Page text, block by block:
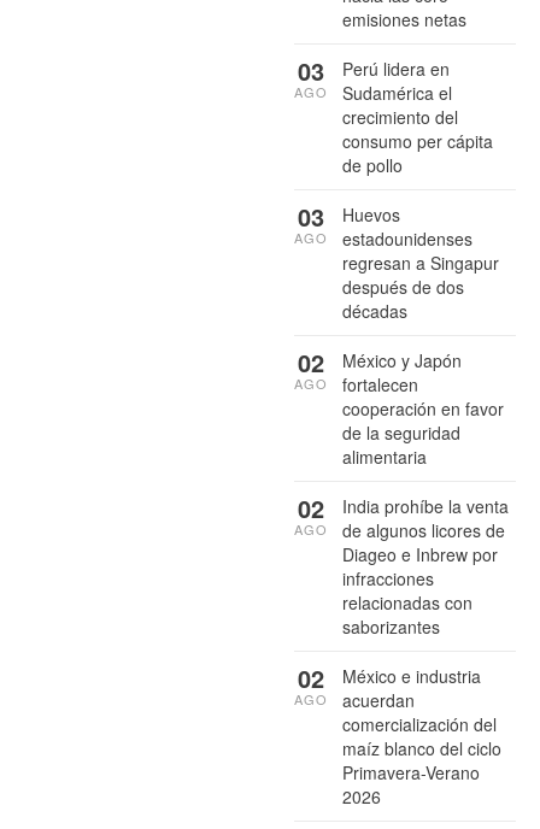
emisiones netas
Perú lidera en
Sudamérica el
crecimiento del
consumo per cápita
de pollo
03
AGO
Huevos
estadounidenses
regresan a Singapur
después de dos
décadas
03
AGO
México y Japón
fortalecen
cooperación en favor
de la seguridad
alimentaria
02
AGO
India prohíbe la venta
de algunos licores de
Diageo e Inbrew por
infracciones
relacionadas con
saborizantes
02
AGO
México e industria
acuerdan
comercialización del
maíz blanco del ciclo
Primavera-Verano
2026
02
AGO